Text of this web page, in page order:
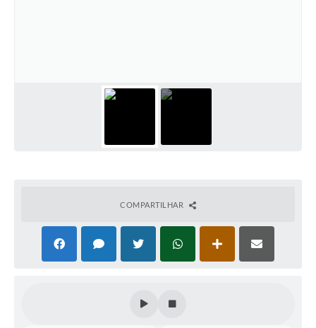
Manual para arquivo de remessa – NFSe
COMPARTILHAR